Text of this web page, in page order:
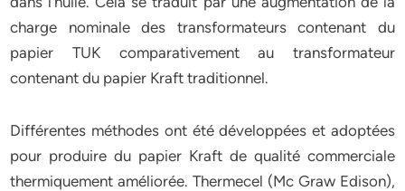
charge nominale des transformateurs contenant du
papier TUK comparativement au transformateur
contenant du papier Kraft traditionnel.
Différentes méthodes ont été développées et adoptées
pour produire du papier Kraft de qualité commerciale
thermiquement améliorée. Thermecel (Mc Graw Edison),